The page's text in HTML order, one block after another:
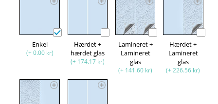
Enkel
(+ 0.00 kr)
Hærdet +
hærdet glas
(+ 174.17 kr)
Lamineret +
Lamineret
glas
(+ 141.60 kr)
Hærdet +
Lamineret
glas
(+ 226.56 kr)